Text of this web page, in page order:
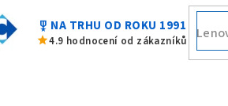
military_tech NA TRHU OD ROKU 1991
star4.9 hodnocení od zákazníků